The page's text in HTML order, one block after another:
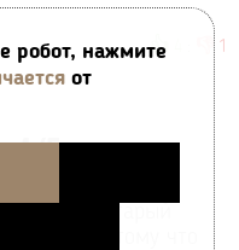
👍 1
4/5
робот, нажмите
от